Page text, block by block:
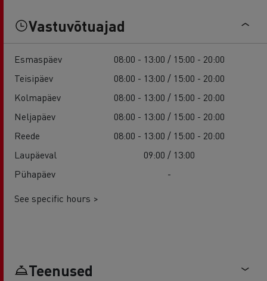
Vastuvõtuajad
Esmaspäev
08:00 - 13:00 / 15:00 - 20:00
Teisipäev
08:00 - 13:00 / 15:00 - 20:00
Kolmapäev
08:00 - 13:00 / 15:00 - 20:00
Neljapäev
08:00 - 13:00 / 15:00 - 20:00
Reede
08:00 - 13:00 / 15:00 - 20:00
Laupäeval
09:00 / 13:00
Pühapäev
-
See specific hours >
Teenused